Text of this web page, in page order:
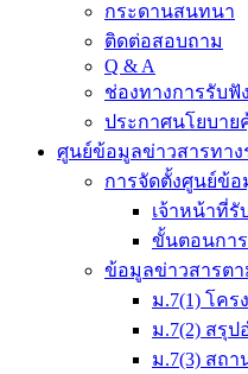
กระดานสนทนา
ติดต่อสอบถาม
Q & A
ช่องทางการรับฟั
ประกาศนโยบา
ศูนย์ข้อมูลข่าวสารทาง
การจัดตั้งศูนย์ข้อ
เจ้าหน้าที่รั
ขั้นตอนกา
ข้อมูลข่าวสารตา
ม.7(1) โคร
ม.7(2) สรุ
ม.7(3) สถ